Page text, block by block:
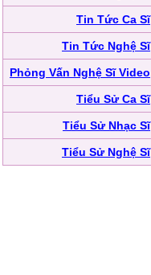
Tin Tức Ca Sĩ
Tin Tức Nghệ Sĩ
Phỏng Vấn Nghệ Sĩ Video
Tiểu Sử Ca Sĩ
Tiểu Sử Nhạc Sĩ
Tiểu Sử Nghệ Sĩ